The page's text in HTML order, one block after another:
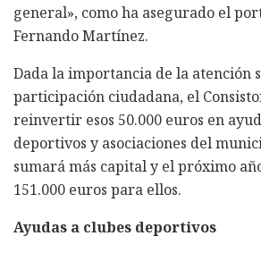
general», como ha asegurado el
Fernando Martínez.
Dada la importancia de la atención
participación ciudadana, el
reinvertir esos 50.000 euros en
deportivos y asociaciones del
sumará más capital y el próximo
151.000 euros para ellos.
Ayudas a clubes deportivos